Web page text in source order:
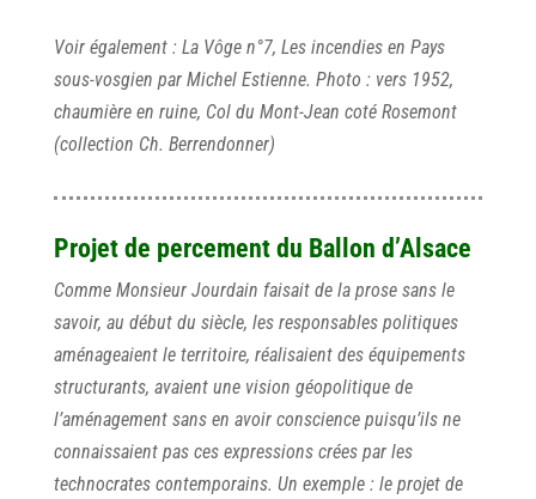
Voir également : La Vôge n°7, Les incendies en Pays
sous-vosgien par Michel Estienne. Photo : vers 1952,
chaumière en ruine, Col du Mont-Jean coté Rosemont
(collection Ch. Berrendonner)
Projet de percement du Ballon d’Alsace
Comme Monsieur Jourdain faisait de la prose sans le
savoir, au début du siècle, les responsables politiques
aménageaient le territoire, réalisaient des équipements
structurants, avaient une vision géopolitique de
l’aménagement sans en avoir conscience puisqu’ils ne
connaissaient pas ces expressions crées par les
technocrates contemporains. Un exemple : le projet de